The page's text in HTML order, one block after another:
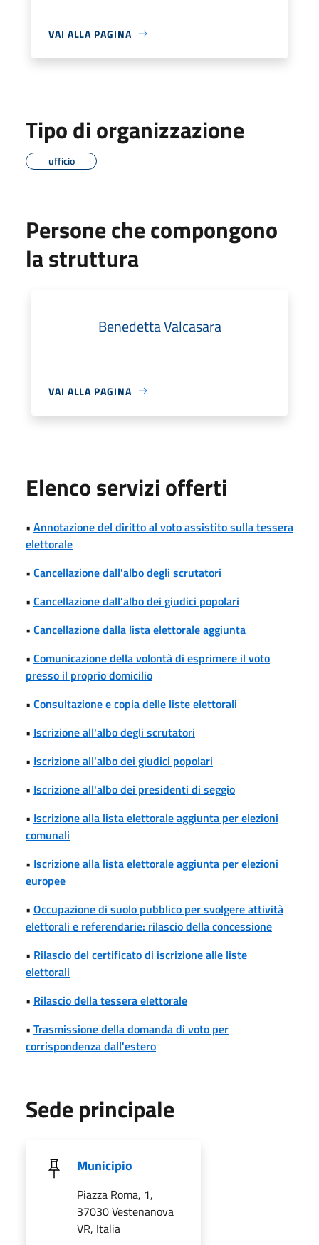
VAI ALLA PAGINA
Tipo di organizzazione
ufficio
Persone che compongono
la struttura
Benedetta Valcasara
VAI ALLA PAGINA
Elenco servizi offerti
• Annotazione del diritto al voto assistito sulla tessera
elettorale
• Cancellazione dall'albo degli scrutatori
• Cancellazione dall'albo dei giudici popolari
• Cancellazione dalla lista elettorale aggiunta
• Comunicazione della volontà di esprimere il voto
presso il proprio domicilio
• Consultazione e copia delle liste elettorali
• Iscrizione all'albo degli scrutatori
• Iscrizione all'albo dei giudici popolari
• Iscrizione all'albo dei presidenti di seggio
• Iscrizione alla lista elettorale aggiunta per elezioni
comunali
• Iscrizione alla lista elettorale aggiunta per elezioni
europee
• Occupazione di suolo pubblico per svolgere attività
elettorali e referendarie: rilascio della concessione
• Rilascio del certificato di iscrizione alle liste
elettorali
• Rilascio della tessera elettorale
• Trasmissione della domanda di voto per
corrispondenza dall'estero
Sede principale
Municipio
Piazza Roma, 1,
37030 Vestenanova
VR, Italia